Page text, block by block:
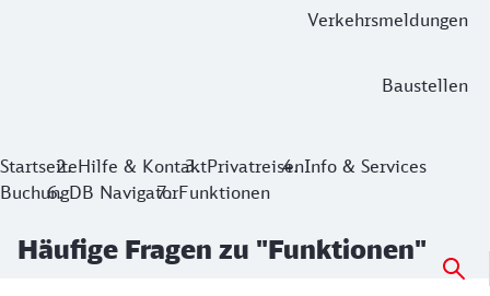
Verkehrsmeldungen
Baustellen
StartseiteHilfe & KontaktPrivatreisenInfo & Services
BuchungDB NavigatorFunktionen
Häufige Fragen zu "Funktionen"